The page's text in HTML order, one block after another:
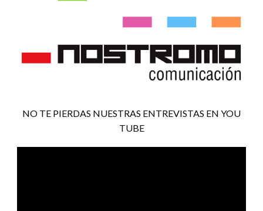
NO TE PIERDAS NUESTRAS ENTREVISTAS EN YOU
TUBE